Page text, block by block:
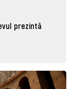
prezintă